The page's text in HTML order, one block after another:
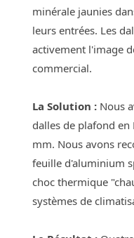
minérale jaunies
leurs entrées. Les
activement l'image
commercial.
La Solution : Nous
dalles de plafond en
mm. Nous avons
feuille d'aluminium
choc thermique
systèmes de